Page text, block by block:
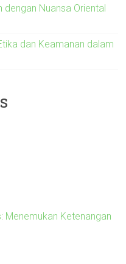
dengan Nuansa Oriental
dan Keamanan dalam
Menemukan Ketenangan